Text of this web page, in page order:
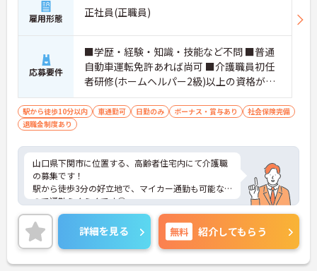
雇用形態 正社員(正職員)
応募要件
■学歴・経験・知識・技能など不問 ■普通
自動車運転免許あれば尚可 ■介護職員初任
者研修(ホームヘルパー2級)以上の資格があ
れば尚可
駅から徒歩10分以内 車通勤可 日勤のみ ボーナス・賞与あり
社会保険完備
退職金制度あり
山口県下関市に位置する、高齢者住宅内にて介護職
の募集です！
駅から徒歩3分の好立地で、マイカー通勤も可能な
ので通勤らくらくです◎
また、賞与・昇給があるので、頑張りがしっかり反
映される環境です☆
ご興味のある方には、面接対策ポイントなど、さら
に詳細をご案内しますのでお気軽にご相談くださ
い！
詳細を見る 無料 紹介してもらう